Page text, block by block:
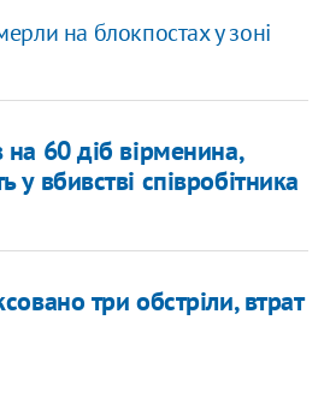
на блокпостах у зоні
60 діб вірменина,
у вбивстві співробітника
три обстріли, втрат